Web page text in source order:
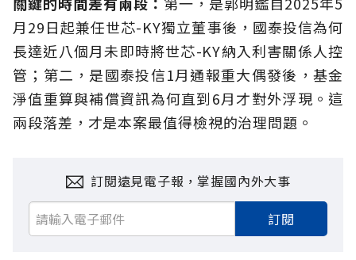
月29日起兼任世芯-KY獨立董事後，國泰投信為何
長達近八個月未即時將世芯-KY納入利害關係人控
管；第二，是國泰投信1月通報重大偶發後，基金
淨值重算與補償資訊為何直到6月才對外浮現。這
兩段落差，才是本案最值得檢視的治理問題。
訂閱遠見電子報，掌握國內外大事
訂閱